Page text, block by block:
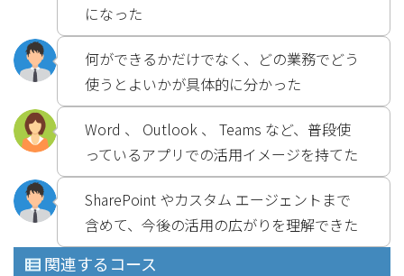
になった
何ができるかだけでなく、どの業務でどう
使うとよいかが具体的に分かった
Word 、 Outlook 、 Teams など、普段使
っているアプリでの活用イメージを持てた
SharePoint やカスタム エージェントまで
含めて、今後の活用の広がりを理解できた
関連するコース